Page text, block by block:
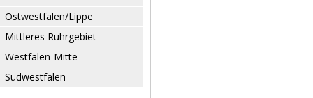
Ostwestfalen/Lippe
Mittleres Ruhrgebiet
Westfalen-Mitte
Südwestfalen